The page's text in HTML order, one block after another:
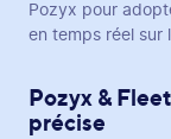
Pozyx pour
en temps réel sur
Pozyx &
précise